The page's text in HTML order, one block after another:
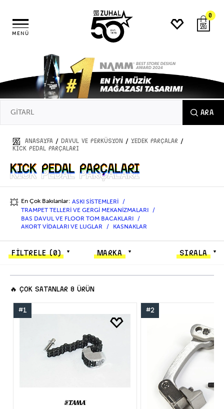
MENÜ
0
ARA
ANASAYFA / DAVUL ve PERKÜSYON / YEDEK PARÇALAR /
KICK PEDAL PARÇALARI
KICK PEDAL PARÇALARI
KICK PEDAL PARÇALARI
💥 En Çok Bakılanlar: ASKI SİSTEMLERİ
TRAMPET TELLERİ VE GERGİ MEKANİZMALARI
BAS DAVUL VE FLOOR TOM BACAKLARI
AKORT VİDALARI VE LUGLAR
KASNAKLAR
FİLTRELE(0) MARKA SIRALA
🔥 ÇOK SATANLAR 8 ÜRÜN
#1 #2